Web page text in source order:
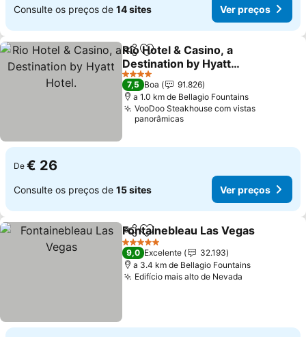
Consulte os preços de 14 sites Ver preços
PartilharAdicionar aos favoritos
Rio Hotel & Casino, a
Destination by Hyatt
Hotel.
Ver preços
4 Estrelas
7,5 Boa
91.826
a 1.0 km de Bellagio Fountains
VooDoo Steakhouse com vistas
panorâmicas
De € 26
Consulte os preços de 15 sites Ver preços
PartilharAdicionar aos favoritos
Fontainebleau Las Vegas
5 Estrelas
9,0 Excelente
32.193
a 3.4 km de Bellagio Fountains
Edifício mais alto de Nevada